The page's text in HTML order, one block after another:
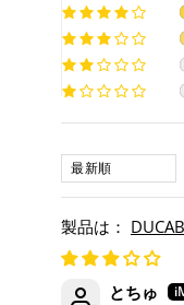
SORT BY
とちゅ